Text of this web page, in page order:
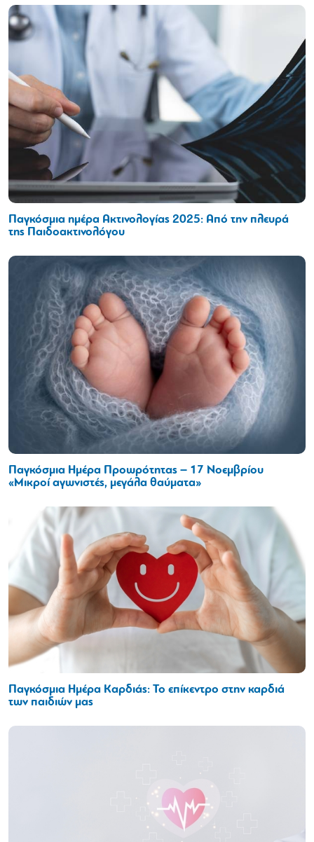
Παγκόσμια ημέρα Ακτινολογίας 2025: Από την πλευρά
της Παιδοακτινολόγου
Παγκόσμια Ημέρα Προωρότητας – 17 Νοεμβρίου
«Μικροί αγωνιστές, μεγάλα θαύματα»
Παγκόσμια Ημέρα Καρδιάς: Το επίκεντρο στην καρδιά
των παιδιών μας